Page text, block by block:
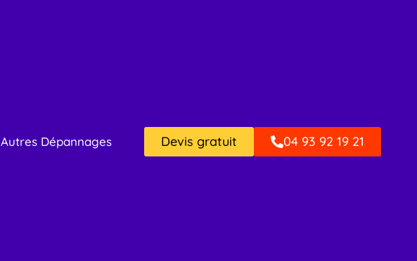
Autres Dépannages Devis gratuit 04 93 92 19 21